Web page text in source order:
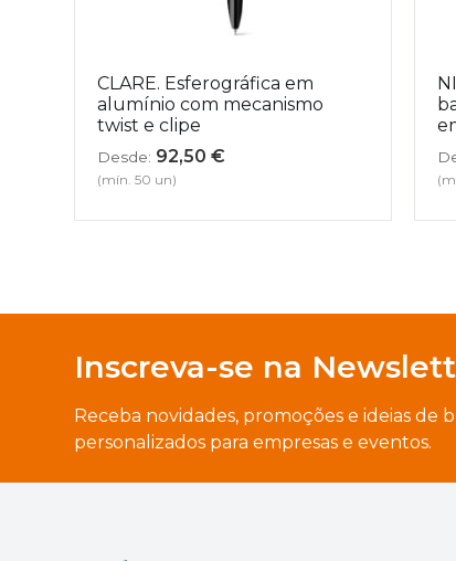
CLARE. Esferográfica em
alumínio com mecanismo
twist e clipe
Desde: 92,50€
(mín. 50 un)
Inscreva-se na
Receba novidades, promoções e ideias de
personalizados para empresas e eventos.